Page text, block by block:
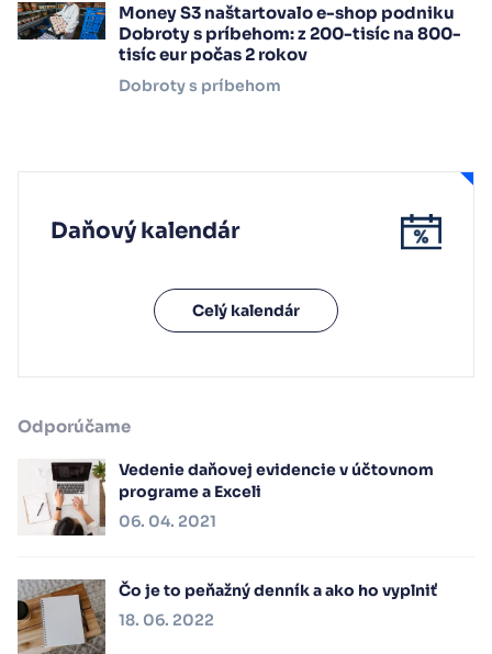
Money S3 naštartovalo e-shop podniku
Dobroty s príbehom: z 200-tisíc na 800-
tisíc eur počas 2 rokov
Dobroty s príbehom
Daňový kalendár
Celý kalendár
Odporúčame
Vedenie daňovej evidencie v účtovnom
programe a Exceli
06. 04. 2021
Čo je to peňažný denník a ako ho vyplniť
18. 06. 2022